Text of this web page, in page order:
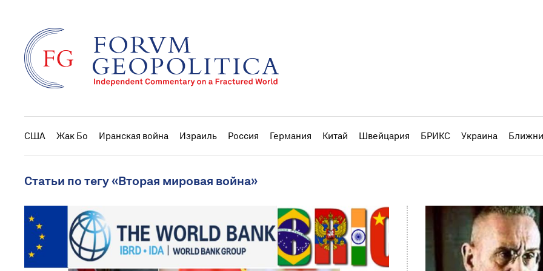
США Жак Бо Иранская война Израиль Россия Германия Китай Швейцария БРИКС Украина
Статьи по тегу «Вторая мировая война»